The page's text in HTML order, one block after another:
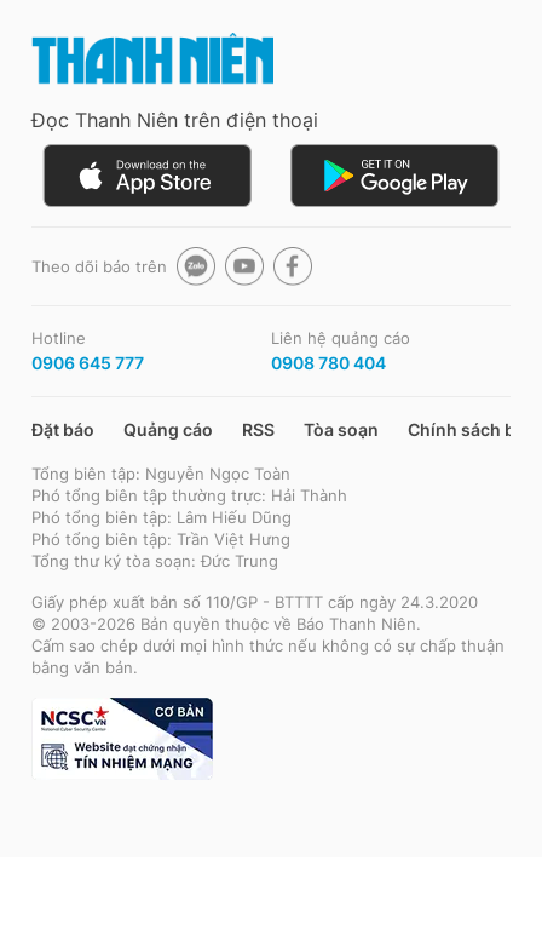
Đọc Thanh Niên trên điện thoại
Theo dõi báo trên
Hotline
0906 645 777
Liên hệ quảng cáo
0908 780 404
Đặt báo Quảng cáo RSS Tòa soạn Chính sách bảo
Tổng biên tập: Nguyễn Ngọc Toàn
Phó tổng biên tập thường trực: Hải Thành
Phó tổng biên tập: Lâm Hiếu Dũng
Phó tổng biên tập: Trần Việt Hưng
Tổng thư ký tòa soạn: Đức Trung
Giấy phép xuất bản số 110/GP - BTTTT cấp ngày 24.3.2020
© 2003-2026 Bản quyền thuộc về Báo Thanh Niên.
Cấm sao chép dưới mọi hình thức nếu không có sự chấp thuận
bằng văn bản.